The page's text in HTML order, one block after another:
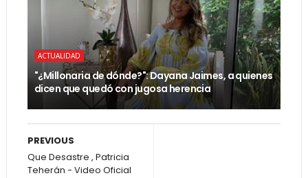
ACTUALIDAD
"¿Millonaria de dónde?": Dayana Jaimes, a quienes
dicen que quedó con jugosa herencia
PREVIOUS
Que Desastre , Patricia
Teherán - Video Oficial